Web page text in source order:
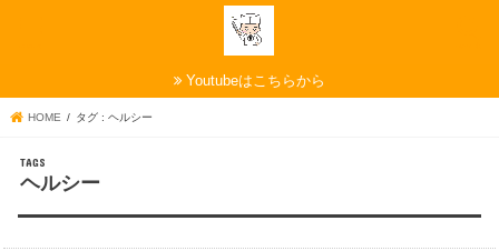
Youtubeはこちらから
HOME タグ : ヘルシー
ヘルシー